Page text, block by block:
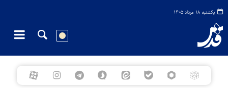
یکشنبه ۱۸ مرداد ۱۴۰۵